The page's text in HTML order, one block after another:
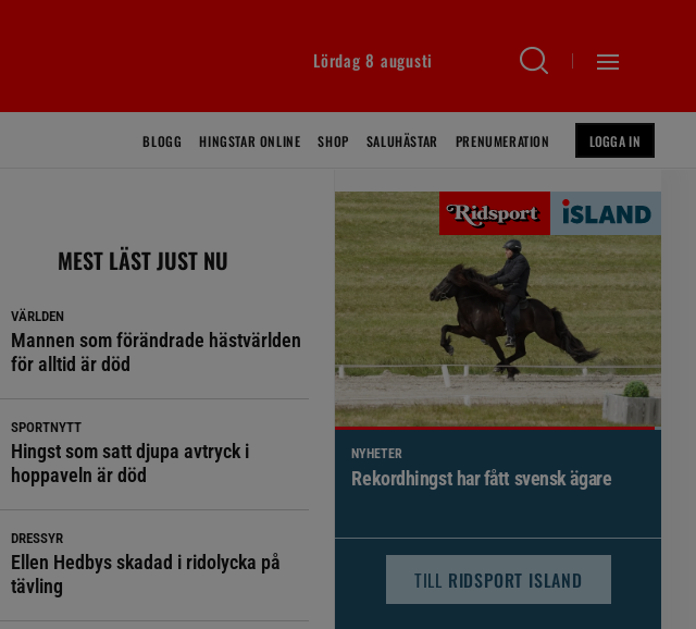
Lördag 8 augusti
BLOGG HINGSTAR ONLINE SHOP SALUHÄSTAR PRENUMERATION LOGGA IN
MEST LÄST JUST NU
VÄRLDEN
Mannen som förändrade hästvärlden
för alltid är död
SPORTNYTT
Hingst som satt djupa avtryck i
hoppaveln är död
DRESSYR
Ellen Hedbys skadad i ridolycka på
tävling
NYHETER
Brett politiskt stöd för förändringar i
TILL RIDSPORT ISLAND